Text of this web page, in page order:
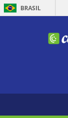
BRASIL